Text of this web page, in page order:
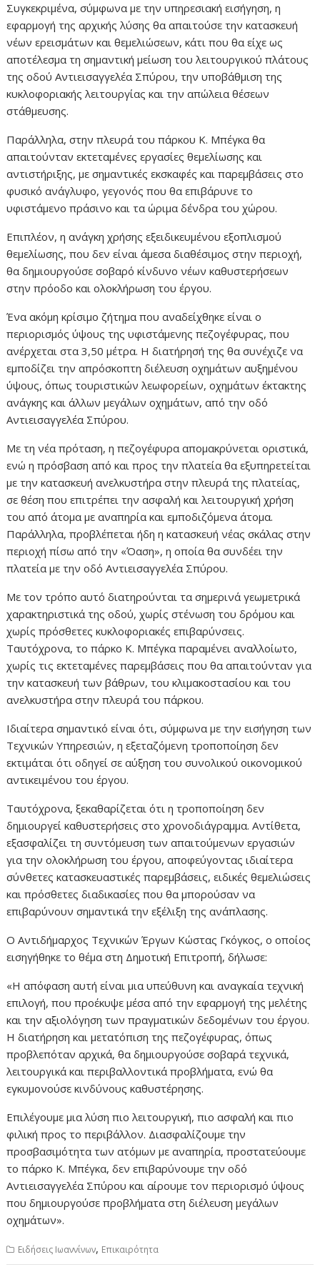
Συγκεκριμένα, σύμφωνα με την υπηρεσιακή εισήγηση, η
εφαρμογή της αρχικής λύσης θα απαιτούσε την κατασκευή
νέων ερεισμάτων και θεμελιώσεων, κάτι που θα είχε ως
αποτέλεσμα τη σημαντική μείωση του λειτουργικού πλάτους
της οδού Αντιεισαγγελέα Σπύρου, την υποβάθμιση της
κυκλοφοριακής λειτουργίας και την απώλεια θέσεων
στάθμευσης.
Παράλληλα, στην πλευρά του πάρκου Κ. Μπέγκα θα
απαιτούνταν εκτεταμένες εργασίες θεμελίωσης και
αντιστήριξης, με σημαντικές εκσκαφές και παρεμβάσεις στο
φυσικό ανάγλυφο, γεγονός που θα επιβάρυνε το
υφιστάμενο πράσινο και τα ώριμα δένδρα του χώρου.
Επιπλέον, η ανάγκη χρήσης εξειδικευμένου εξοπλισμού
θεμελίωσης, που δεν είναι άμεσα διαθέσιμος στην περιοχή,
θα δημιουργούσε σοβαρό κίνδυνο νέων καθυστερήσεων
στην πρόοδο και ολοκλήρωση του έργου.
Ένα ακόμη κρίσιμο ζήτημα που αναδείχθηκε είναι ο
περιορισμός ύψους της υφιστάμενης πεζογέφυρας, που
ανέρχεται στα 3,50 μέτρα. Η διατήρησή της θα συνέχιζε να
εμποδίζει την απρόσκοπτη διέλευση οχημάτων αυξημένου
ύψους, όπως τουριστικών λεωφορείων, οχημάτων έκτακτης
ανάγκης και άλλων μεγάλων οχημάτων, από την οδό
Αντιεισαγγελέα Σπύρου.
Με τη νέα πρόταση, η πεζογέφυρα απομακρύνεται οριστικά,
ενώ η πρόσβαση από και προς την πλατεία θα εξυπηρετείται
με την κατασκευή ανελκυστήρα στην πλευρά της πλατείας,
σε θέση που επιτρέπει την ασφαλή και λειτουργική χρήση
του από άτομα με αναπηρία και εμποδιζόμενα άτομα.
Παράλληλα, προβλέπεται ήδη η κατασκευή νέας σκάλας στην
περιοχή πίσω από την «Όαση», η οποία θα συνδέει την
πλατεία με την οδό Αντιεισαγγελέα Σπύρου.
Με τον τρόπο αυτό διατηρούνται τα σημερινά γεωμετρικά
χαρακτηριστικά της οδού, χωρίς στένωση του δρόμου και
χωρίς πρόσθετες κυκλοφοριακές επιβαρύνσεις.
Ταυτόχρονα, το πάρκο Κ. Μπέγκα παραμένει αναλλοίωτο,
χωρίς τις εκτεταμένες παρεμβάσεις που θα απαιτούνταν για
την κατασκευή των βάθρων, του κλιμακοστασίου και του
ανελκυστήρα στην πλευρά του πάρκου.
Ιδιαίτερα σημαντικό είναι ότι, σύμφωνα με την εισήγηση των
Τεχνικών Υπηρεσιών, η εξεταζόμενη τροποποίηση δεν
εκτιμάται ότι οδηγεί σε αύξηση του συνολικού οικονομικού
αντικειμένου του έργου.
Ταυτόχρονα, ξεκαθαρίζεται ότι η τροποποίηση δεν
δημιουργεί καθυστερήσεις στο χρονοδιάγραμμα. Αντίθετα,
εξασφαλίζει τη συντόμευση των απαιτούμενων εργασιών
για την ολοκλήρωση του έργου, αποφεύγοντας ιδιαίτερα
σύνθετες κατασκευαστικές παρεμβάσεις, ειδικές θεμελιώσεις
και πρόσθετες διαδικασίες που θα μπορούσαν να
επιβαρύνουν σημαντικά την εξέλιξη της ανάπλασης.
Ο Αντιδήμαρχος Τεχνικών Έργων Κώστας Γκόγκος, ο οποίος
εισηγήθηκε το θέμα στη Δημοτική Επιτροπή, δήλωσε:
«Η απόφαση αυτή είναι μια υπεύθυνη και αναγκαία τεχνική
επιλογή, που προέκυψε μέσα από την εφαρμογή της μελέτης
και την αξιολόγηση των πραγματικών δεδομένων του έργου.
Η διατήρηση και μετατόπιση της πεζογέφυρας, όπως
προβλεπόταν αρχικά, θα δημιουργούσε σοβαρά τεχνικά,
λειτουργικά και περιβαλλοντικά προβλήματα, ενώ θα
εγκυμονούσε κινδύνους καθυστέρησης.
Επιλέγουμε μια λύση πιο λειτουργική, πιο ασφαλή και πιο
φιλική προς το περιβάλλον. Διασφαλίζουμε την
προσβασιμότητα των ατόμων με αναπηρία, προστατεύουμε
το πάρκο Κ. Μπέγκα, δεν επιβαρύνουμε την οδό
Αντιεισαγγελέα Σπύρου και αίρουμε τον περιορισμό ύψους
που δημιουργούσε προβλήματα στη διέλευση μεγάλων
οχημάτων».
Ειδήσεις Ιωαννίνων, Επικαιρότητα